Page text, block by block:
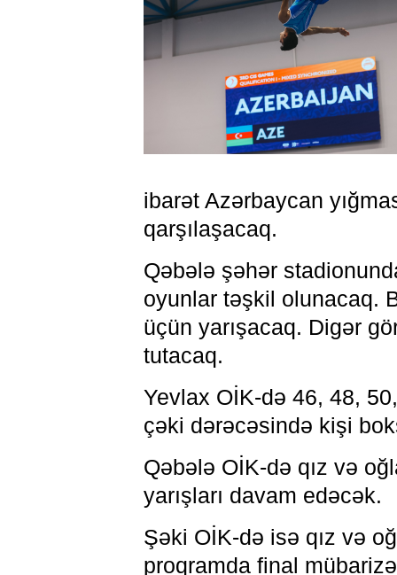
ibarət Azərbaycan
qarşılaşacaq.
Qəbələ şəhər
oyunlar təşkil olunacaq.
üçün yarışacaq. Digər
tutacaq.
Yevlax OİK-də 46, 48,
çəki dərəcəsində kişi
Qəbələ OİK-də qız və
yarışları davam edəcək.
Şəki OİK-də isə qız və
proqramda final